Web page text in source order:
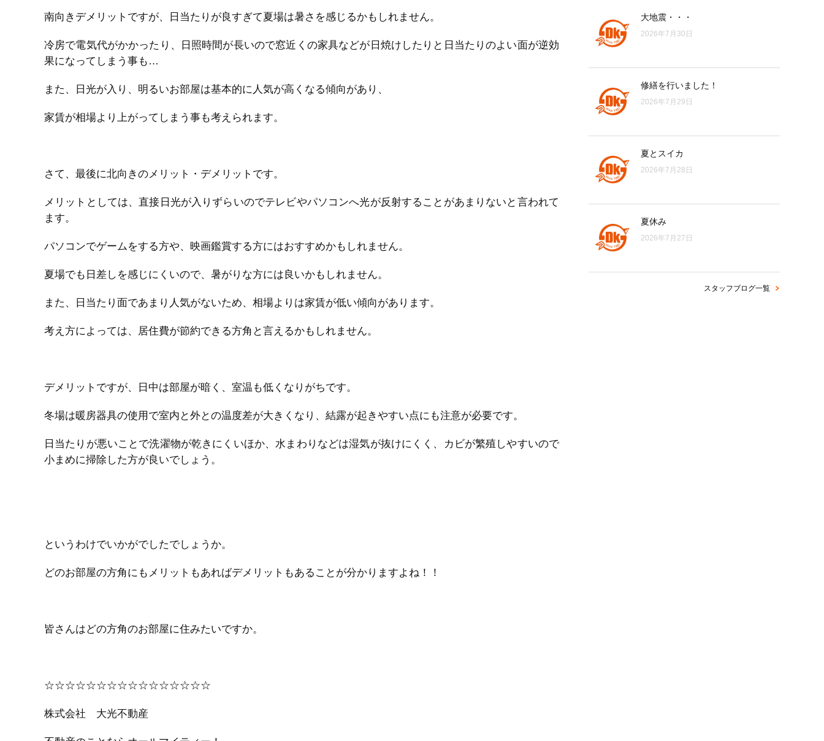
南向きデメリットですが、日当たりが良すぎて夏場は暑さを感じるかもしれません。
冷房で電気代がかかったり、日照時間が長いので窓近くの家具などが日焼けしたりと日当たりのよい面が逆効
果になってしまう事も…
また、日光が入り、明るいお部屋は基本的に人気が高くなる傾向があり、
家賃が相場より上がってしまう事も考えられます。
さて、最後に北向きのメリット・デメリットです。
メリットとしては、直接日光が入りずらいのでテレビやパソコンへ光が反射することがあまりないと言われて
ます。
パソコンでゲームをする方や、映画鑑賞する方にはおすすめかもしれません。
夏場でも日差しを感じにくいので、暑がりな方には良いかもしれません。
また、日当たり面であまり人気がないため、相場よりは家賃が低い傾向があります。
考え方によっては、居住費が節約できる方角と言えるかもしれません。
デメリットですが、日中は部屋が暗く、室温も低くなりがちです。
冬場は暖房器具の使用で室内と外との温度差が大きくなり、結露が起きやすい点にも注意が必要です。
日当たりが悪いことで洗濯物が乾きにくいほか、水まわりなどは湿気が抜けにくく、カビが繁殖しやすいので
小まめに掃除した方が良いでしょう。
というわけでいかがでしたでしょうか。
どのお部屋の方角にもメリットもあればデメリットもあることが分かりますよね！！
皆さんはどの方角のお部屋に住みたいですか。
☆☆☆☆☆☆☆☆☆☆☆☆☆☆☆☆
株式会社 大光不動産
大地震・・・
2026年7月30日
修繕を行いました！
2026年7月29日
夏とスイカ
2026年7月28日
夏休み
2026年7月27日
スタッフブログ一覧